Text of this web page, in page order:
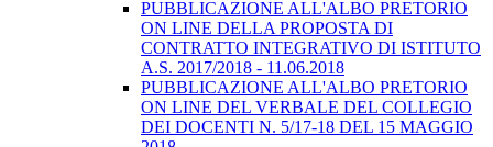
PUBBLICAZIONE ALL'ALBO PRETORIO
ON LINE DELLA PROPOSTA DI
CONTRATTO INTEGRATIVO DI ISTITUTO
A.S. 2017/2018 - 11.06.2018
PUBBLICAZIONE ALL'ALBO PRETORIO
ON LINE DEL VERBALE DEL COLLEGIO
DEI DOCENTI N. 5/17-18 DEL 15 MAGGIO